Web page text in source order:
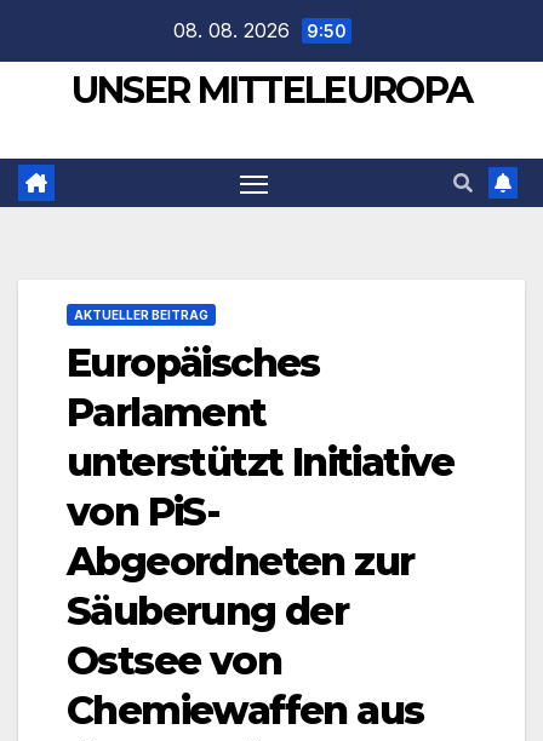
springen
08. 08. 2026 9:50
UNSER MITTELEUROPA
AKTUELLER BEITRAG
Europäisches
Parlament
unterstützt Initiative
von PiS-
Abgeordneten zur
Säuberung der
Ostsee von
Chemiewaffen aus